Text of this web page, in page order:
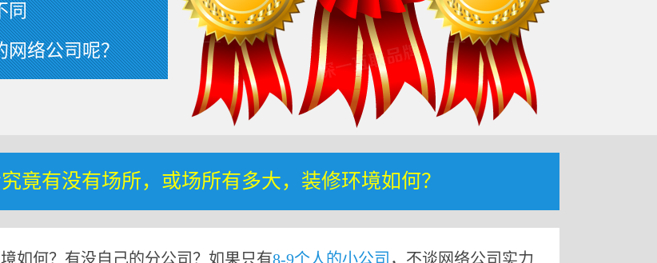
同
网络公司呢？
竟有没有场所，或场所有多大，装修环境如何？
如何？有没自己的分公司？如果只有8-9个人的小公司 ，不谈网络公司实力